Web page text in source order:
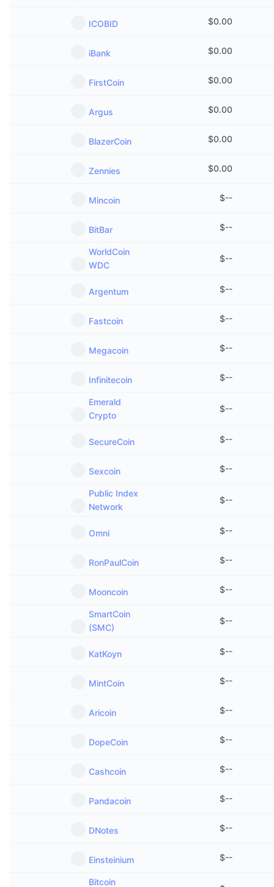
ICOBID $0.00
iBank $0.00
FirstCoin $0.00
Argus $0.00
BlazerCoin $0.00
Zennies $0.00
Mincoin $--
BitBar $--
WorldCoin
WDC
$--
Argentum $--
Fastcoin $--
Megacoin $--
Infinitecoin $--
Emerald
Crypto
$--
SecureCoin $--
Sexcoin $--
Public Index
Network
$--
Omni $--
RonPaulCoin $--
Mooncoin $--
SmartCoin
(SMC)
$--
KatKoyn $--
MintCoin $--
Aricoin $--
DopeCoin $--
Cashcoin $--
Pandacoin $--
DNotes $--
Einsteinium $--
Bitcoin